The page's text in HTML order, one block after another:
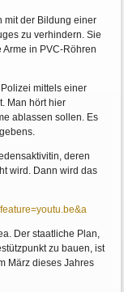
mit der Bildung einer
zu verhindern. Sie
in PVC-Röhren
mittels einer
Man hört hier
ablassen sollen. Es
deren
wird. Dann wird das
Der staatliche Plan,
zu bauen, ist
März dieses Jahres